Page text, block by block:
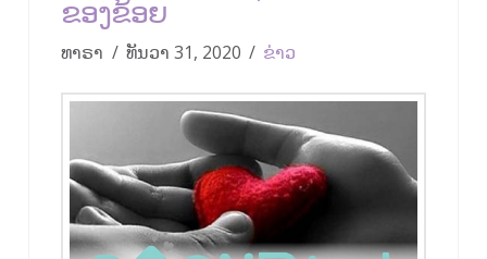
ຂອງຂ້ອຍ
ທາຣາ ທັນວາ 31, 2020 ຂ່າວ